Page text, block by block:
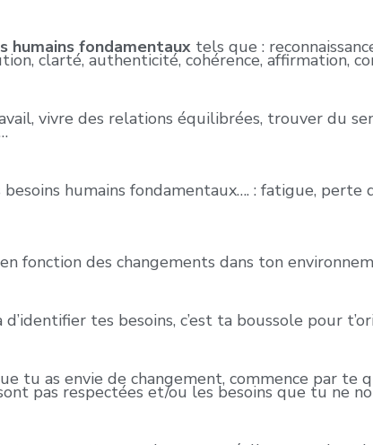
humains fondamentaux tels que :
clarté, authenticité, cohérence, affirmation,
vivre des relations équilibrées, trouver du
humains fondamentaux…. : fatigue, perte
fonction des changements dans ton
tes besoins, c’est ta boussole pour
tu as envie de changement, commence par te
pas respectées et/ou les besoins que tu ne